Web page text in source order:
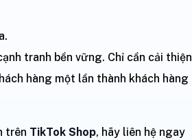
tranh bền vững. Chỉ cần cải thiện
hàng một lần thành khách hàng
trên TikTok Shop, hãy liên hệ ngay